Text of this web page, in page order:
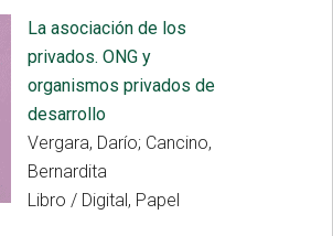
La asociación de los
privados. ONG y
organismos privados de
desarrollo
Vergara, Darío; Cancino,
Bernardita
Libro / Digital, Papel